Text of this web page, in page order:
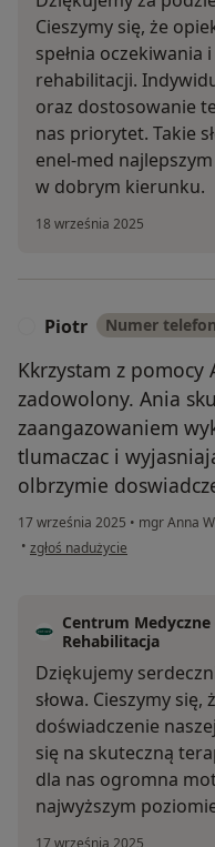
Cieszymy się, że
spełnia oczekiwania
rehabilitacji.
oraz dostosowanie
nas priorytet. Takie
enel-med
w dobrym kierunku.
18 września 2025
Piotr Numer
Kkrzystam z
zadowolony. Ania
zaangazowaniem
tlumaczac i
olbrzymie
17 września 2025 • mgr Anna
• w opinii użytkownika Piotr
zgłoś nadużycie
Centrum Medyczne
Rehabilitacja
Dziękujemy
słowa. Cieszymy
doświadczenie
się na skuteczną
dla nas ogromna
najwyższym
17 września 2025